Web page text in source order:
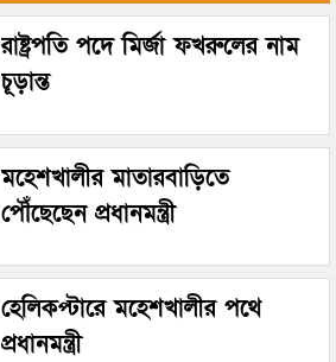
রাষ্ট্রপতি পদে মির্জা ফখরুলের নাম
চূড়ান্ত
মহেশখালীর মাতারবাড়িতে
পৌঁছেছেন প্রধানমন্ত্রী
হেলিকপ্টারে মহেশখালীর পথে
প্রধানমন্ত্রী